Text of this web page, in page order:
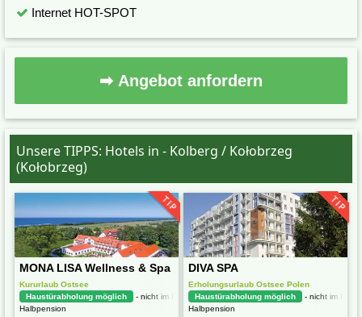
Internet HOT-SPOT
➡ Angebot anfordern
Unsere TIPPS: Hotels in - Kolberg / Kołobrzeg
(Kołobrzeg)
MONA LISA Wellness & Spa
Kururlaub Ostsee
Haustürabholung möglich
- nicht im Preis
Halbpension
TIP
DIVA SPA
Erholungsurlaub Ostsee Polen
Haustürabholung möglich
- nicht im Preis
Halbpension
TIP